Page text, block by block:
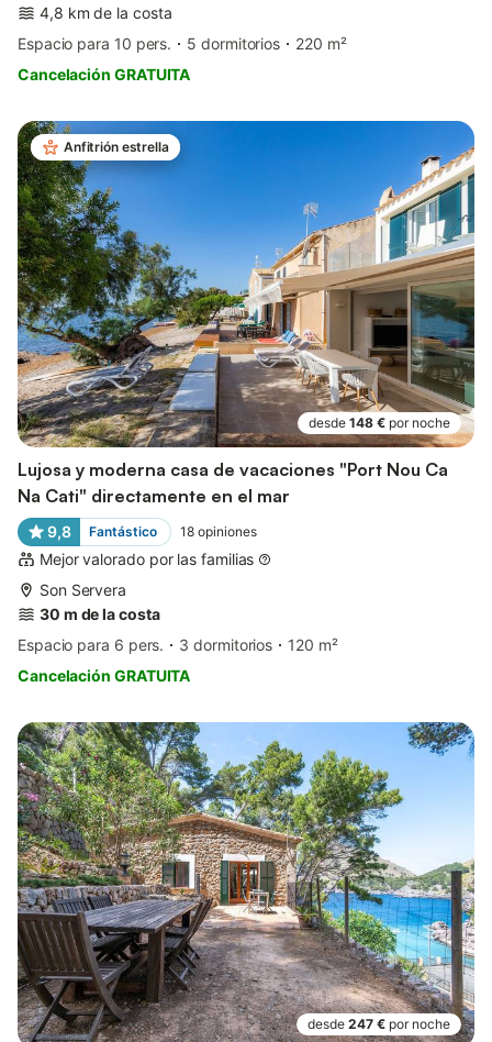
4,8 km de la costa
Espacio para 10 pers.
5 dormitorios
220 m²
Cancelación GRATUITA
Anfitrión estrella
desde 148 € por noche
Lujosa y moderna casa de vacaciones "Port Nou Ca
Na Cati" directamente en el mar
9,8 Fantástico 18 opiniones
Mejor valorado por las familias
Son Servera
30 m de la costa
Espacio para 6 pers.
3 dormitorios
120 m²
Cancelación GRATUITA
desde 247 € por noche